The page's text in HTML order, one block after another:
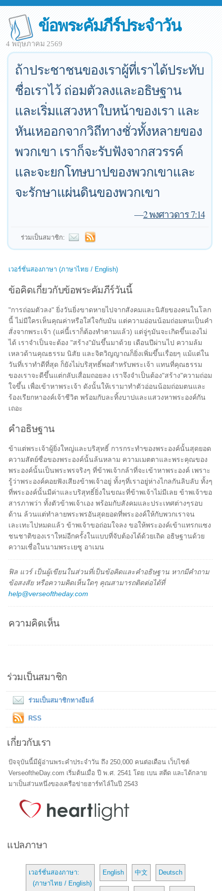
ข้อพระคัมภีร์ประจำวัน
4 พฤษภาคม 2569
ถ้าประชาชนของเราผู้ที่เราได้ประทับ
ชื่อเราไว้ ถ่อมตัวลงและอธิษฐาน
และเริ่มแสวงหาใบหน้าของเรา และ
หันเหออกจากวิถีทางชั่วทั้งหลายของ
พวกเขา เราก็จะรับฟังจากสวรรค์
และจะยกโทษบาปของพวกเขาและ
จะรักษาแผ่นดินของพวกเขา
—2 พงศาวดาร 7:14
ร่วมเป็นสมาชิก:
เวอร์ชั่นสองภาษา (ภาษาไทย / English)
ข้อคิดเกี่ยวกับข้อพระคัมภีร์วันนี้
"การถ่อมตัวลง" ยิ่งวันยิ่งขาดหายไปจากสังคมและนิสัยของคนในโลก
นี้ ไม่มีใครเห็นคุณค่าหรือใส่ใจกับมัน แต่ความอ่อนน้อมถ่อมตนเป็นคำ
สั่งจากพระเจ้า (แค่นี้เราก็ต้องทำตามแล้ว) แต่จู่ๆมันจะเกิดขึ้นเองไม่
ได้ เราจำเป็นจะต้อง "สร้าง"มันขึ้นมาด้วย เดือนปีผ่านไป ความล้ม
เหลวด้านคุณธรรม นิสัย และจิตวิญญาณก็ยิ่งเพิ่มขึ้นเรื่อยๆ แม้แต่ใน
วันที่เราทำดีที่สุด ก็ยังไม่บริสุทธิ์พอสำหรับพระเจ้า แทนที่คุณธรรม
ของเราจะดีขึ้นแต่กลับเสื่อมถอยลง เราจึงจำเป็นต้อง"สร้าง"ความถ่อม
ใจขึ้น เพื่อเข้าหาพระเจ้า ดังนั้นให้เรามาทำตัวอ่อนน้อมถ่อมตนและ
ร้องเรียกหาองค์เจ้าชีวิต พร้อมกับละทิ้งบาปและแสวงหาพระองค์กัน
เถอะ
คำอธิษฐาน
ข้าแต่พระเจ้าผู้ยิ่งใหญ่และบริสุทธิ์ การกระทำของพระองค์นั้นสุดยอด
ความสัตย์ซื่อของพระองค์นั้นล้นหลาม ความเมตตาและพระคุณของ
พระองค์นั้นเป็นพระพรจริงๆ ที่ข้าพเจ้ากล้าที่จะเข้าหาพระองค์ เพราะ
รู้ว่าพระองค์คอยฟังเสียงข้าพเจ้าอยู่ ทั้งๆที่เราอยู่ห่างไกลกันลิบลับ ทั้งๆ
ที่พระองค์นั้นมีค่าและบริสุทธิ์ยิ่งในขณะที่ข้าพเจ้าไม่มีเลย ข้าพเจ้าขอ
สารภาพว่า ทั้งตัวข้าพเจ้าเอง พร้อมกับสังคมและประเทศต่างๆรอบ
ด้าน ล้วนแต่ทำลายพระพรอันสุดยอดที่พระองค์ให้กับพวกเราจน
เละเทะไปหมดแล้ว ข้าพเจ้าขอถ่อมใจลง ขอให้พระองค์เข้าแทรกแซง
ชนชาติของเราใหม่อีกครั้งในแบบที่จับต้องได้ด้วยเถิด อธิษฐานด้วย
ความเชื่อในนามพระเยซู อาเมน
ฟิล แวร์ เป็นผู้เขียนในส่วนที่เป็นข้อคิดและคำอธิษฐาน หากมีคำถาม
ข้อสงสัย หรือความคิดเห็นใดๆ คุณสามารถติดต่อได้ที่
help@verseoftheday.com
ความคิดเห็น
ร่วมเป็นสมาชิก
ร่วมเป็นสมาชิกทางอีมล์
RSS
เกี่ยวกับเรา
ปัจจุบันนี้มีผู้อ่านพระคำประจำวัน ถึง 250,000 คนต่อเดือน เว็บไซต์
VerseoftheDay.com เริ่มต้นเมื่อ ปี พ.ศ. 2541 โดย เบน สตีด และได้กลาย
มาเป็นส่วนหนึ่งของเครือข่ายฮาร์ทไล์ในปี 2543
แปลภาษา
เวอร์ชั่นสองภาษา:
(ภาษาไทย / English)
English 中文 Deutsch